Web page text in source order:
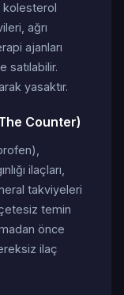
kolesterol
ağrı
ajanları
satılabilir.
yasaktır.
Counter)
ilaçları,
takviyeleri
temin
önce
ilaç